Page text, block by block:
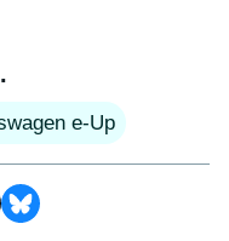
e-Up